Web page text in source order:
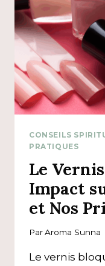
CONSEILS
PRATIQUES
Le
Impact
et Nos
ParAroma Sunna
Le vernis